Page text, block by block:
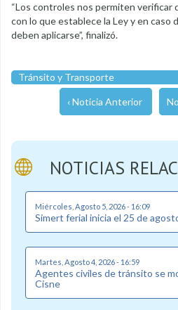
“Los controles nos permiten verificar
con lo que establece la Ley y en caso
deben aplicarse”, finalizó.
Tránsito y Transporte
‹ Noticia Anterior
NOTICIAS
Miércoles, Agosto 5, 2026 - 16:09
Simert ferial inicia el 25 de
Martes, Agosto 4, 2026 - 16:59
Agentes civiles de tránsito se
Cisne